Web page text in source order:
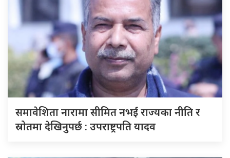
समावेशिता नारामा सीमित नभई राज्यका नीति र
स्रोतमा देखिनुपर्छ : उपराष्ट्रपति यादव